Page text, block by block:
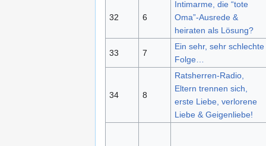
32 6
Intimarme, die “tote
Oma”-Ausrede &
heiraten als Lösung?
33 7
Ein sehr, sehr schlechte
Folge…
34 8
Ratsherren-Radio,
Eltern trennen sich,
erste Liebe, verlorene
Liebe & Geigenliebe!